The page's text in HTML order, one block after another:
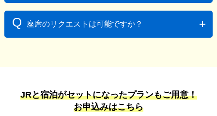
必ず列車の出発時間までに最寄りのJR駅（みどりの窓
口）にて往復分の指定席の取消証明を受けてくださ
い。その後、10日間を目安に申込み店舗にJR券を返送
してください。取消証明がない場合は払戻ができませ
た額の返金処理をします。
※カード会社からの返金はカード会社の引き落としス
A
せん。
Q 座席のリクエストは可能ですか？
JRと宿泊がセットになったプランもご用意！
お申込みはこちら